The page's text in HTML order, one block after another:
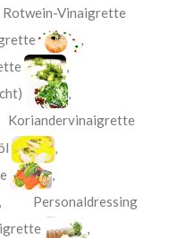
Rotwein-Vinaigrette
,
,
,
Koriandervinaigrette
,
,
, Personaldressing
,